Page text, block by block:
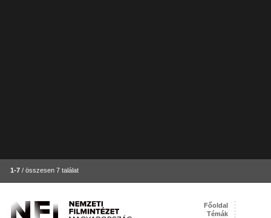
1-7 / összesen 7 találat
Főoldal
Témák